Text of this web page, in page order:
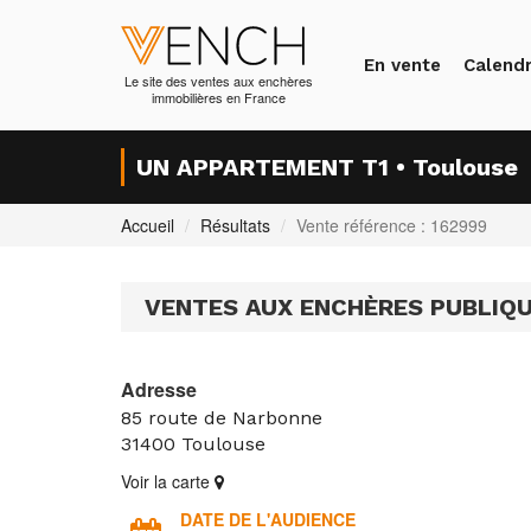
Le site des ventes aux enchères
immobilières en France
En vente
UN APPARTEMENT T1 • Toulouse
Accueil Résultats Vente référence : 162999
VENTES AUX ENCHÈRES
Adresse
85 route de Narbonne
31400 Toulouse
Voir la carte
DATE DE L'AUDIENCE